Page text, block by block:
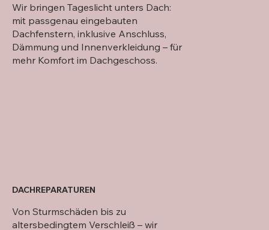
Wir bringen Tageslicht unters Dach:
mit passgenau eingebauten
Dachfenstern, inklusive Anschluss,
Dämmung und Innenverkleidung – für
mehr Komfort im Dachgeschoss.
Von Sturmschäden bis zu
altersbedingtem Verschleiß – wir
DACHREPARATUREN